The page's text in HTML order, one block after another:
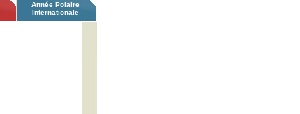
Année Polaire
Internationale